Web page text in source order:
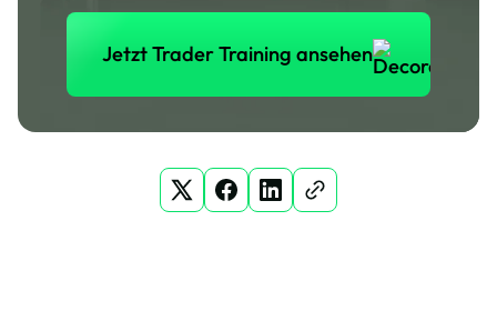
Jetzt Trader Training ansehen
Jetzt Trader Training